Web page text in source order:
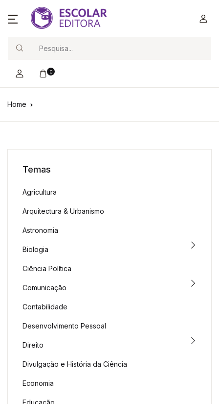
0
Home
Temas
Agricultura
Arquitectura & Urbanismo
Astronomia
Biologia
Ciência Política
Comunicação
Contabilidade
Desenvolvimento Pessoal
Direito
Divulgação e História da Ciência
Economia